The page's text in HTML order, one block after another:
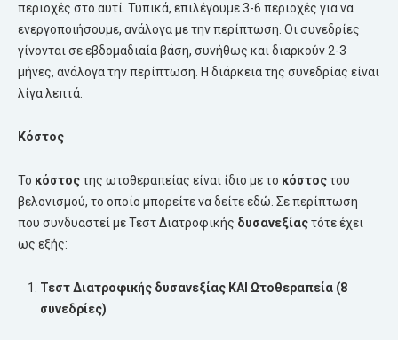
περιοχές στο αυτί. Τυπικά, επιλέγουμε 3-6 περιοχές για να
ενεργοποιήσουμε, ανάλογα με την περίπτωση. Οι συνεδρίες
γίνονται σε εβδομαδιαία βάση, συνήθως και διαρκούν 2-3
μήνες, ανάλογα την περίπτωση. Η διάρκεια της συνεδρίας είναι
λίγα λεπτά.
Κόστος
Το κόστοςτης ωτοθεραπείας είναι ίδιο με το κόστοςτου
βελονισμού, το οποίο μπορείτε να δείτε εδώ. Σε περίπτωση
που συνδυαστεί με Τεστ Διατροφικής δυσανεξίαςτότε έχει
ως εξής:
Τεστ Διατροφικής δυσανεξίας ΚΑΙ Ωτοθεραπεία (8
συνεδρίες)